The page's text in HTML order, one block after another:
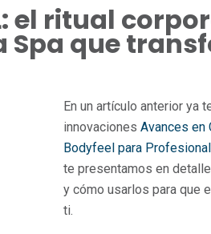
el ritual
que
En un artículo anterior ya
innovaciones Avances en
Bodyfeel para
te presentamos en
y cómo usarlos para que
ti.